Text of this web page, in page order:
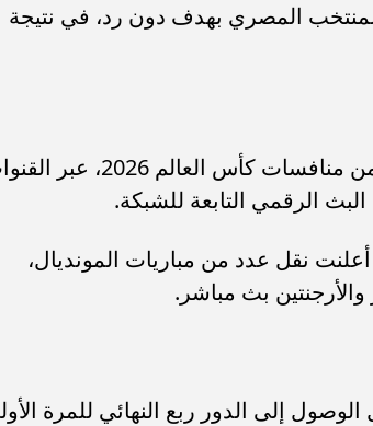
المصري بهدف دون رد، في نتيجة
تنقل شبكة بي إن سبورتس مباراة مصر والأرجنتين ضمن منافسات كأس العالم
الرقمي التابعة للشبكة.
أعلنت نقل عدد من مباريات المونديال،
بث مباشر.
إلى الدور ربع النهائي للمرة